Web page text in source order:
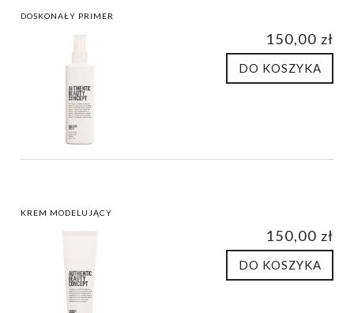
DOSKONAŁY PRIMER
150,00 zł
DO KOSZYKA
KREM MODELUJĄCY
150,00 zł
DO KOSZYKA